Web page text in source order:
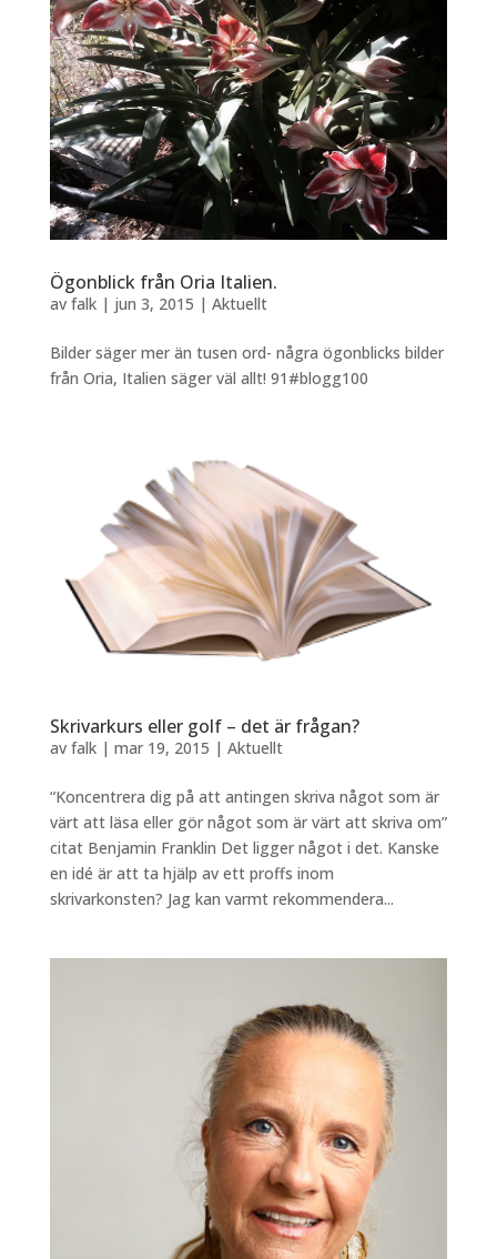
Ögonblick från Oria Italien.
av falk| jun 3, 2015 | Aktuellt
Bilder säger mer än tusen ord- några ögonblicks bilder
från Oria, Italien säger väl allt! 91#blogg100
Skrivarkurs eller golf – det är frågan?
av falk| mar 19, 2015 | Aktuellt
“Koncentrera dig på att antingen skriva något som är
värt att läsa eller gör något som är värt att skriva om”
citat Benjamin Franklin Det ligger något i det. Kanske
en idé är att ta hjälp av ett proffs inom
skrivarkonsten? Jag kan varmt rekommendera...